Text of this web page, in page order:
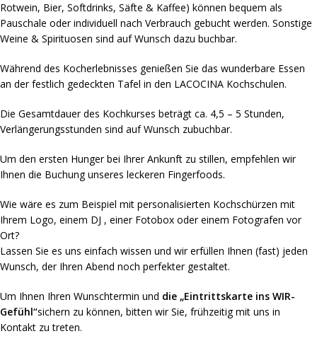
Rotwein, Bier, Softdrinks, Säfte & Kaffee) können bequem als
Pauschale oder individuell nach Verbrauch gebucht werden. Sonstige
Weine & Spirituosen sind auf Wunsch dazu buchbar.
Während des Kocherlebnisses genießen Sie das wunderbare Essen
an der festlich gedeckten Tafel in den LACOCINA Kochschulen.
Die Gesamtdauer des Kochkurses beträgt ca. 4,5 – 5 Stunden,
Verlängerungsstunden sind auf Wunsch zubuchbar.
Um den ersten Hunger bei Ihrer Ankunft zu stillen, empfehlen wir
Ihnen die Buchung unseres leckeren Fingerfoods.
Wie wäre es zum Beispiel mit personalisierten Kochschürzen mit
Ihrem Logo, einem DJ , einer Fotobox oder einem Fotografen vor
Ort?
Lassen Sie es uns einfach wissen und wir erfüllen Ihnen (fast) jeden
Wunsch, der Ihren Abend noch perfekter gestaltet.
Um Ihnen Ihren Wunschtermin und die „Eintrittskarte ins WIR-
Gefühl“sichern zu können, bitten wir Sie, frühzeitig mit uns in
Kontakt zu treten.